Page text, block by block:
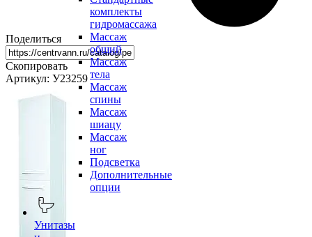
комплекты
гидромассажа
Массаж
общий
Массаж
тела
Массаж
спины
Массаж
шиацу
Массаж
ног
Подсветка
Дополнительные
опции
Унитазы
Поделиться
Скопировать
Артикул: У23259